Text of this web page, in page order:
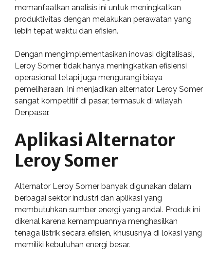
memanfaatkan analisis ini untuk meningkatkan
produktivitas dengan melakukan perawatan yang
lebih tepat waktu dan efisien.
Dengan mengimplementasikan inovasi digitalisasi,
Leroy Somer tidak hanya meningkatkan efisiensi
operasional tetapi juga mengurangi biaya
pemeliharaan. Ini menjadikan alternator Leroy Somer
sangat kompetitif di pasar, termasuk di wilayah
Denpasar.
Aplikasi Alternator
Leroy Somer
Alternator Leroy Somer banyak digunakan dalam
berbagai sektor industri dan aplikasi yang
membutuhkan sumber energi yang andal. Produk ini
dikenal karena kemampuannya menghasilkan
tenaga listrik secara efisien, khususnya di lokasi yang
memiliki kebutuhan energi besar.